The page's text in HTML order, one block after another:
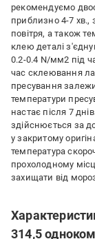
рекомендуємо
приблизно 4-7 хв.,
повітря, а також
клею деталі
0.2-0.4 N/мм2 під
час склеювання
пресування
температури
настає після 7
здійснюється за
у закритому
температура
прохолодному
захищати від
314,5